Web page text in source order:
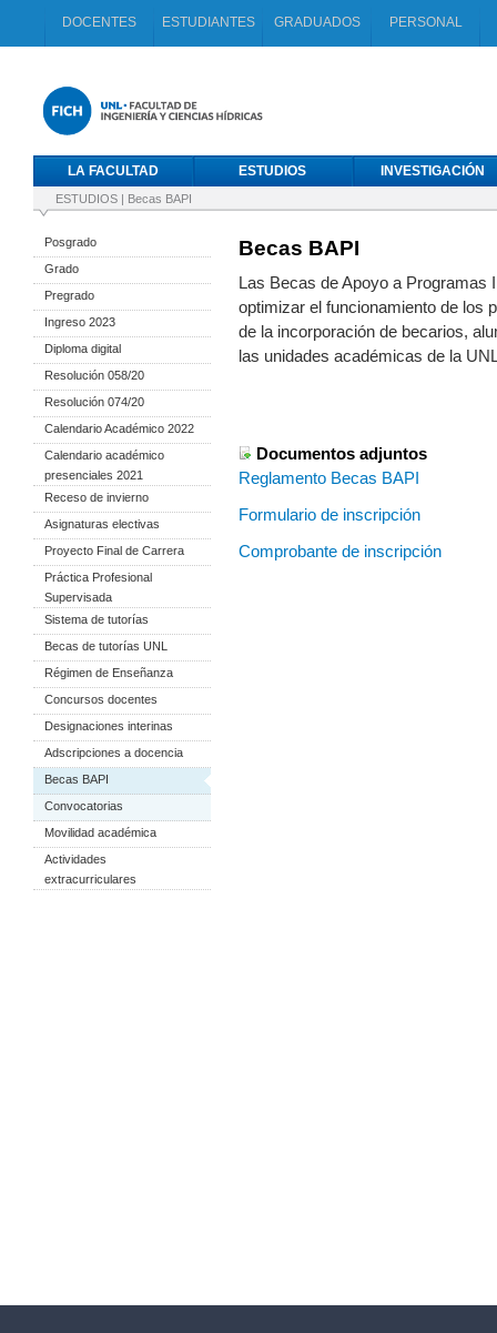
DOCENTES ESTUDIANTES GRADUADOS PERSONAL
LA FACULTAD ESTUDIOS INVESTIGACIÓN
ESTUDIOS | Becas BAPI
Posgrado
Grado
Pregrado
Ingreso 2023
Diploma digital
Resolución 058/20
Resolución 074/20
Calendario Académico 2022
Calendario académico
presenciales 2021
Receso de invierno
Asignaturas electivas
Proyecto Final de Carrera
Práctica Profesional
Supervisada
Sistema de tutorías
Becas de tutorías UNL
Régimen de Enseñanza
Concursos docentes
Designaciones interinas
Adscripciones a docencia
Becas BAPI
Convocatorias
Movilidad académica
Actividades
extracurriculares
Becas BAPI
Las Becas de Apoyo a Programas
optimizar el funcionamiento de los
de la incorporación de becarios,
las unidades académicas de la
Documentos adjuntos
Reglamento Becas BAPI
Formulario de inscripción
Comprobante de inscripción